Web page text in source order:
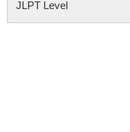
JLPT Level